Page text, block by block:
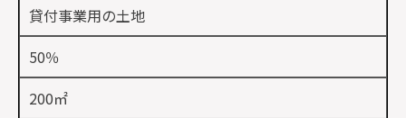
貸付事業用の土地
50％
200㎡